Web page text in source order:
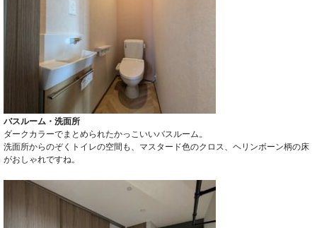
バスルーム・洗面所
ダークカラーでまとめられたかっこいいバスルーム。
洗面所からのぞくトイレの空間も、マスタード色のクロス、ヘリンボーン柄の床
がおしゃれですね。